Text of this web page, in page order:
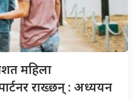
महिला
राख्छन् : अध्ययन